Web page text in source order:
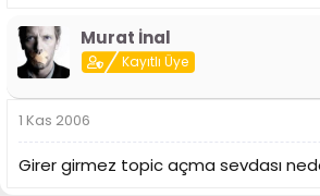
Murat İnal
Kayıtlı Üye
1 Kas 2006
Girer girmez topic açma sevdası